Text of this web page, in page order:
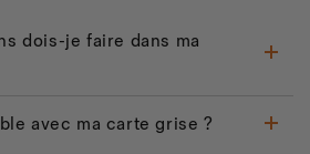
dois-je faire dans ma
avec ma carte grise ?